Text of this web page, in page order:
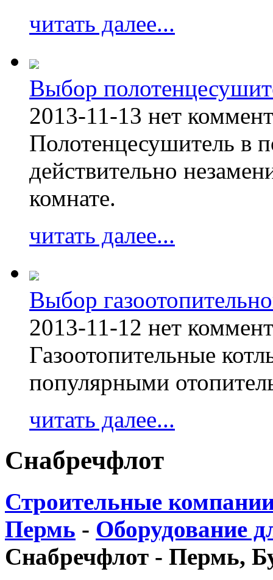
читать далее...
Выбор
2013-11-13 нет
Полотенцесушитель в
действительно
комнате.
читать далее...
Выбор
2013-11-12 нет
Газоотопительные
популярными
читать далее...
Снабречфлот
Строительные
Пермь - Оборудование
Снабречфлот - Пермь,